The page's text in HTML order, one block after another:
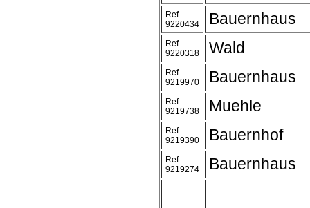
Ref-
9220434
Bauernhaus
Ref-
9220318
Wald
Ref-
9219970
Bauernhaus
Ref-
9219738
Muehle
Ref-
9219390
Bauernhof
Ref-
9219274
Bauernhaus